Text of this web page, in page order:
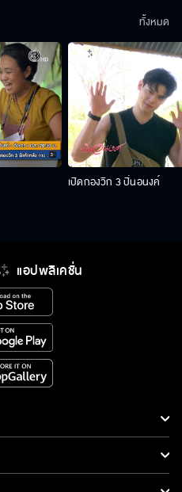
เปิดกองวิก 3 ปิ่นอนงค์
ทั้งหมด
แอปพลิเคชั่น